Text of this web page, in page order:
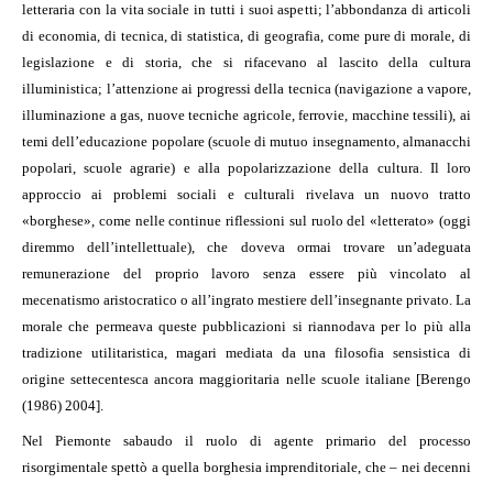
letteraria con la vita sociale in tutti i suoi aspetti; l’abbondanza di articoli
di economia, di tecnica, di statistica, di geografia, come pure di morale, di
legislazione e di storia, che si rifacevano al lascito della cultura
illuministica; l’attenzione ai progressi della tecnica (navigazione a vapore,
illuminazione a gas, nuove tecniche agricole, ferrovie, macchine tessili), ai
temi dell’educazione popolare (scuole di mutuo insegnamento, almanacchi
popolari, scuole agrarie) e alla popolarizzazione della cultura. Il loro
approccio ai problemi sociali e culturali rivelava un nuovo tratto
«borghese», come nelle continue riflessioni sul ruolo del «letterato» (oggi
diremmo dell’intellettuale), che doveva ormai trovare un’adeguata
remunerazione del proprio lavoro senza essere più vincolato al
mecenatismo aristocratico o all’ingrato mestiere dell’insegnante privato. La
morale che permeava queste pubblicazioni si riannodava per lo più alla
tradizione utilitaristica, magari mediata da una filosofia sensistica di
origine settecentesca ancora maggioritaria nelle scuole italiane [Berengo
(1986) 2004].
Nel Piemonte sabaudo il ruolo di agente primario del processo
risorgimentale spettò a quella borghesia imprenditoriale, che – nei decenni